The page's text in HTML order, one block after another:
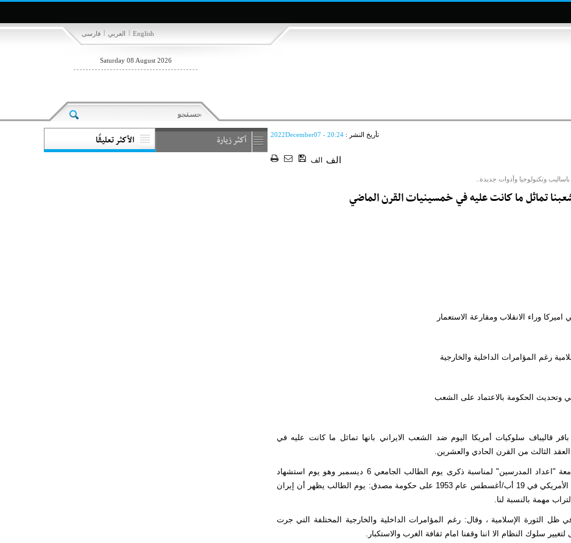
فارسی | العربي | English
Saturday 08 August 2026
تأريخ النشر :2022December07 - 20:24
الف الف
باساليب وتكنولوجيا وأدوات جديدة..
تماثل ما كانت عليه في خمسينيات القرن الماضي
وراء الانقلاب ومقارعة الاستعمار
رغم المؤامرات الداخلية والخارجية
وتحديث الحكومة بالاعتماد على الشعب
قاليباف سلوكيات أمريكا اليوم ضد الشعب الايراني بانها تماثل ما كانت عليه في
الثالث من القرن الحادي والعشرين.
وقال قاليباف ، في حديثه امس الثلاثاء ، في تجمع لطلبة جامعة "اعداد المدرسين" لمناسبة ذكرى يوم الطالب الجامعي 6 ديسمبر وهو يوم استشهاد
طلبة جامعيين من جامعة طهران، بعد أشهر قليلة من الانقلاب الأمريكي في 19 أب/أغسطس عام 1953 على حكومة مصدق: يوم الطالب يظهر أن إيران
مهمة بالنسبة لنا.
ظل الثورة الإسلامية ، وقال: رغم المؤامرات الداخلية والخارجية المختلفة التي جرت
سلوك النظام الا اننا وقفنا امام ثقافة الغرب والاستكبار.
أكثر زيارة الأكثر تعليقًا